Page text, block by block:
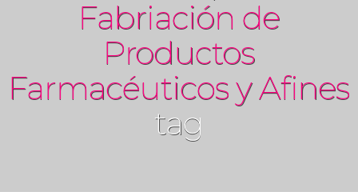
Fabriación de
Productos
Farmacéuticos y Afines
tag